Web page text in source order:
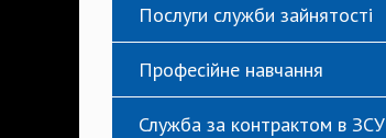
Послуги служби зайнятості
Професійне навчання
Служба за контрактом в ЗСУ